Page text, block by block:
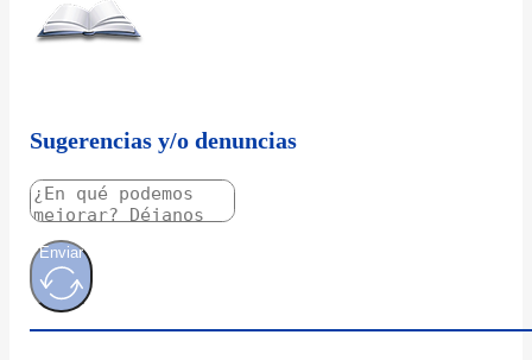
Sugerencias y/o denuncias
Enviar